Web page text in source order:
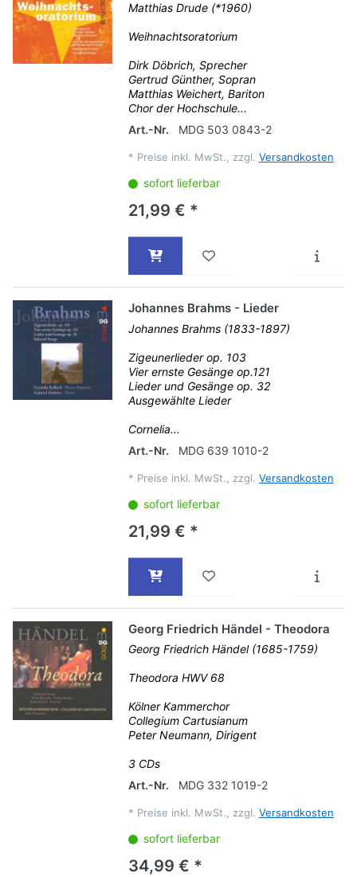
Matthias Drude (*1960)
Weihnachtsoratorium
Dirk Döbrich, Sprecher
Gertrud Günther, Sopran
Matthias Weichert, Bariton
Chor der Hochschule...
Art.-Nr.
MDG 503 0843-2
* Preise inkl. MwSt., zzgl. Versandkosten
sofort lieferbar
21,99 € *
Johannes Brahms - Lieder
Johannes Brahms (1833-1897)
Zigeunerlieder op. 103
Vier ernste Gesänge op.121
Lieder und Gesänge op. 32
Ausgewählte Lieder
Cornelia...
Art.-Nr.
MDG 639 1010-2
* Preise inkl. MwSt., zzgl. Versandkosten
sofort lieferbar
21,99 € *
Georg Friedrich Händel - Theodora
Georg Friedrich Händel (1685-1759)
Theodora HWV 68
Kölner Kammerchor
Collegium Cartusianum
Peter Neumann, Dirigent
3 CDs
Art.-Nr.
MDG 332 1019-2
* Preise inkl. MwSt., zzgl. Versandkosten
sofort lieferbar
34,99 € *